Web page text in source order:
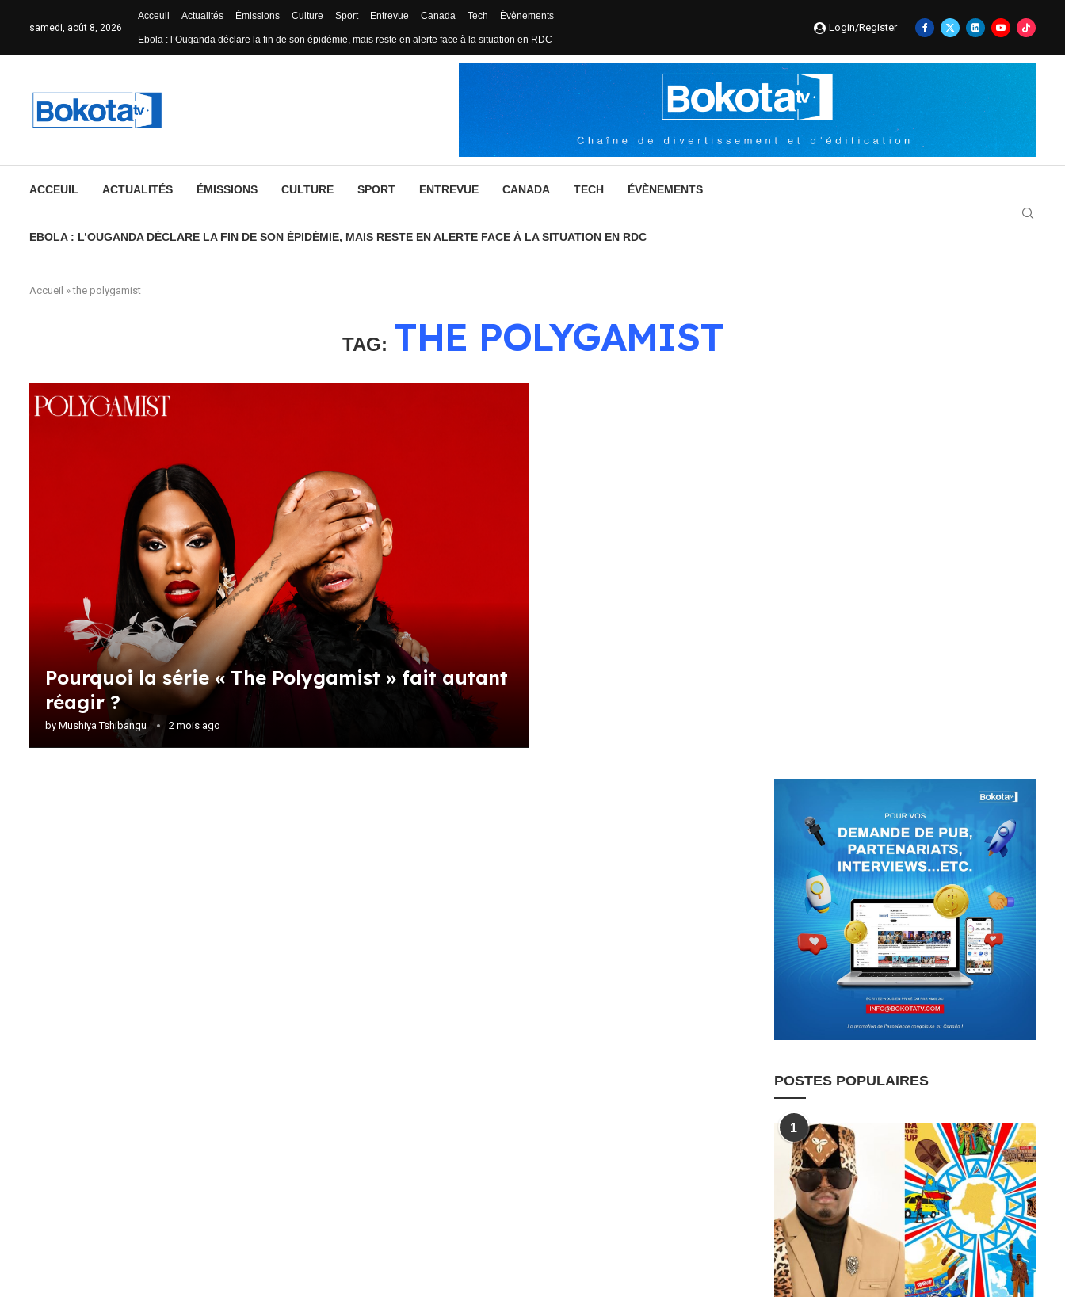
samedi, août 8, 2026
Acceuil Actualités Émissions Culture Sport Entrevue Canada Tech Évènements
Ebola : l’Ouganda déclare la fin de son épidémie, mais reste en alerte face à la situation en RDC
Login/Register
ACCEUIL ACTUALITÉS ÉMISSIONS CULTURE SPORT ENTREVUE CANADA TECH ÉVÈNEMENTS
EBOLA : L’OUGANDA DÉCLARE LA FIN DE SON ÉPIDÉMIE, MAIS RESTE EN ALERTE FACE À LA SITUATION EN RDC
Accueil »the polygamist
TAG: THE POLYGAMIST
Pourquoi la série « The Polygamist » fait autant
réagir ?
by Mushiya Tshibangu 2 mois ago
POSTES POPULAIRES
1